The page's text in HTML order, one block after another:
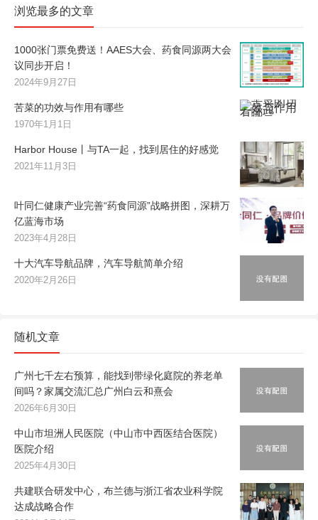
浏览最多的文章
1000张门票免费送！AAES大会、药食同源两大会
议同步开启！
2024年9月27日
苦菜的功效与作用有哪些
1970年1月1日
Harbor House丨与TA一起，找到居住的好感觉
2021年11月3日
叶同仁健康产业完善“药食同源”战略拼图，深耕万
亿蓝海市场
2023年4月28日
十大汽车导航品牌，汽车导航简单介绍
2020年2月26日
随机文章
广州七千左右预算，能找到带绿化庭院的养老单
间吗？家属交流汇总广州白云和熹会
2026年6月30日
中山市坦洲人民医院（中山市中西医结合医院）
医院介绍
2025年4月30日
共建联合研发中心，布兰德与浙江省农业科学院
达成战略合作